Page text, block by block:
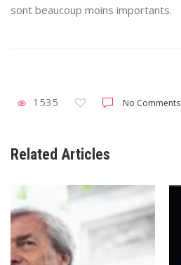
sont beaucoup moins importants.
1535 No Comments
Related Articles